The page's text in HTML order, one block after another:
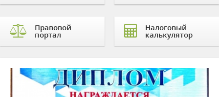
Правовой
портал
Налоговый
калькулятор